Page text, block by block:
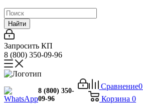
Найти
Запросить КП
8 (800) 350-09-96
Сравнение0
Корзина 0
8 (800) 350-
09-96